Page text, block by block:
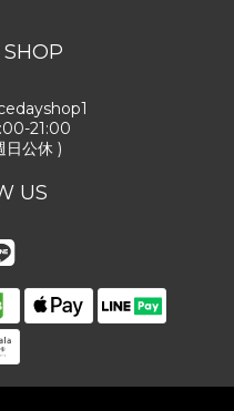
21:00
公休 )
US